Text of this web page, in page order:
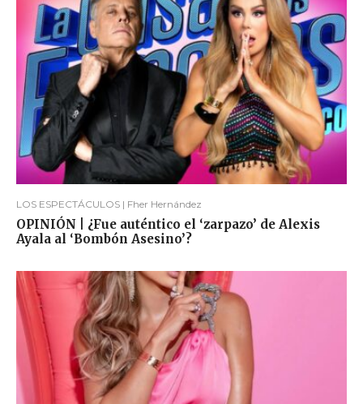
LOS ESPECTÁCULOS | Fher Hernández
OPINIÓN | ¿Fue auténtico el ‘zarpazo’ de Alexis
Ayala al ‘Bombón Asesino’?